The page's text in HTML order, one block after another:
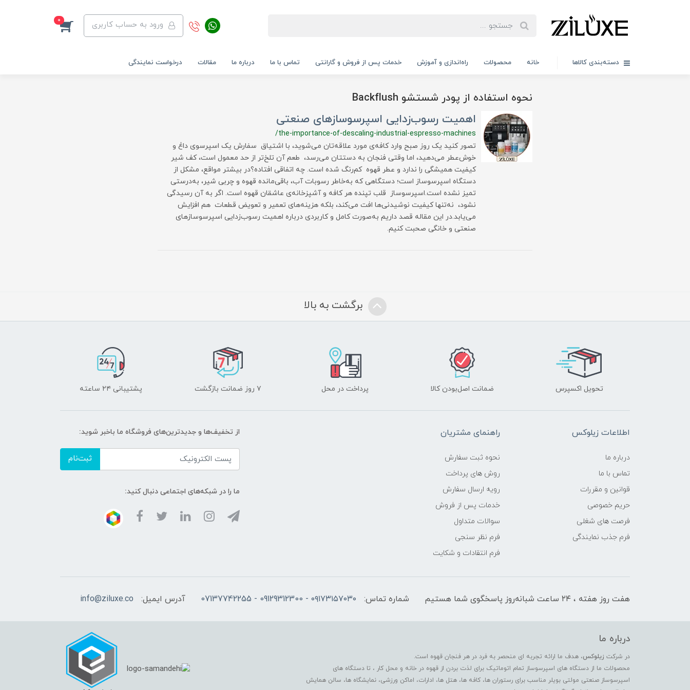
ورود به حساب کاربری 0
دسته‌بندی کالاها خانه محصولات راه‌اندازی و آموزش خدمات پس از فروش و گارانتی تماس با ما درباره ما مقالات درخواست نمایندگی
نحوه استفاده از پودر شستشو Backflush
اهمیت رسوب‌زدایی اسپرسوسازهای صنعتی
/the-importance-of-descaling-industrial-espresso-machines
تصور کنید یک روز صبح وارد کافه‌ی مورد علاقه‌تان می‌شوید، با اشتیاق سفارش یک اسپرسوی داغ و
خوش‌عطر می‌دهید، اما وقتی فنجان به دستتان می‌رسد، طعم آن تلخ‌تر از حد معمول است، کف شیر
کیفیت همیشگی را ندارد و عطر قهوه کم‌رنگ شده است. چه اتفاقی افتاده؟در بیشتر مواقع، مشکل از
دستگاه اسپرسوساز است؛ دستگاهی که به‌خاطر رسوبات آب، باقی‌مانده قهوه و چربی شیر، به‌درستی
تمیز نشده است.اسپرسوساز قلب تپنده هر کافه و آشپزخانه‌ی عاشقان قهوه است. اگر به آن رسیدگی
نشود، نه‌تنها کیفیت نوشیدنی‌ها افت می‌کند، بلکه هزینه‌های تعمیر و تعویض قطعات هم افزایش
می‌یابد.در این مقاله قصد داریم به‌صورت کامل و کاربردی درباره اهمیت رسوب‌زدایی اسپرسوسازهای
صنعتی و خانگی صحبت کنیم.
برگشت به بالا
تحویل اکسپرس ضمانت اصل‌بودن کالا پرداخت در محل ۷ روز ضمانت بازگشت پشتیبانی ۲۴ ساعته
اطلاعات زیلوکس
درباره ما
تماس با ما
قوانین و مقررات
حریم خصوصی
فرصت های شغلی
فرم جذب نمایندگی
راهنمای مشتریان
نحوه ثبت سفارش
روش های پرداخت
رویه ارسال سفارش
خدمات پس از فروش
سوالات متداول
فرم نظر سنجی
فرم انتقادات و شکایت
از تخفیف‌ها و جدیدترین‌های فروشگاه ما باخبر شوید:
ثبت‌نام
ما را در شبکه‌های اجتماعی دنبال کنید:
هفت روز هفته ، ۲۴ ساعت شبانه‌روز پاسخگوی شما هستیم شماره تماس: ۰۹۱۷۳۱۵۷۰۳۰ - 09129312300 - 07137742255 آدرس ایمیل: info@ziluxe.co
درباره ما
در شرکت زیلوکس، هدف ما ارائه تجربه ای منحصر به فرد در هر فنجان قهوه است.
محصولات ما از دستگاه های اسپرسوساز تمام اتوماتیک برای لذت بردن از قهوه در خانه و محل کار ، تا دستگاه های
اسپرسوساز صنعتی مولتی بویلر مناسب برای رستوران ها، کافه ها، هتل ها، ادارات، اماکن ورزشی، نمایشگاه ها، سالن همایش